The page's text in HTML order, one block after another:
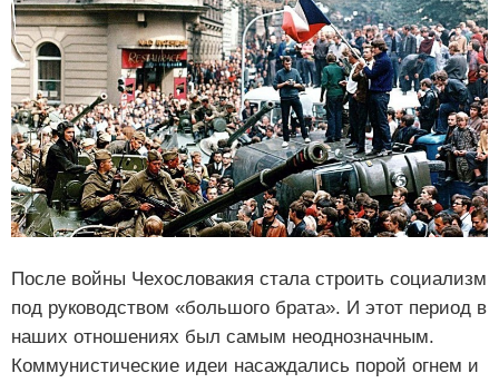
После войны Чехословакия стала строить социализм
под руководством «большого брата». И этот период в
наших отношениях был самым неоднозначным.
Коммунистические идеи насаждались порой огнем и